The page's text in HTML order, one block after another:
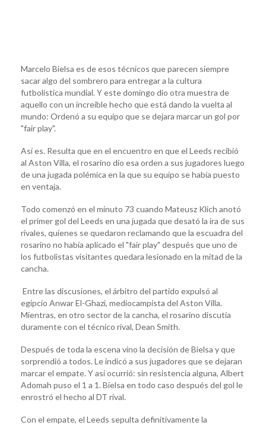
Marcelo Bielsa es de esos técnicos que parecen siempre
sacar algo del sombrero para entregar a la cultura
futbolística mundial. Y este domingo dio otra muestra de
aquello con un increíble hecho que está dando la vuelta al
mundo: Ordenó a su equipo que se dejara marcar un gol por
"fair play".
Así es. Resulta que en el encuentro en que el Leeds recibió
al Aston Villa, el rosarino dio esa orden a sus jugadores luego
de una jugada polémica en la que su equipo se había puesto
en ventaja.
Todo comenzó en el minuto 73 cuando Mateusz Klich anotó
el primer gol del Leeds en una jugada que desató la ira de sus
rivales, quienes se quedaron reclamando que la escuadra del
rosarino no había aplicado el "fair play" después que uno de
los futbolistas visitantes quedara lesionado en la mitad de la
cancha.
Entre las discusiones, el árbitro del partido expulsó al
egipcio Anwar El-Ghazi, mediocampista del Aston Villa.
Mientras, en otro sector de la cancha, el rosarino discutía
duramente con el técnico rival, Dean Smith.
Después de toda la escena vino la decisión de Bielsa y que
sorprendió a todos. Le indicó a sus jugadores que se dejaran
marcar el empate. Y así ocurrió: sin resistencia alguna, Albert
Adomah puso el 1 a 1. Bielsa en todo caso después del gol le
enrostró el hecho al DT rival.
Con el empate, el Leeds sepulta definitivamente la